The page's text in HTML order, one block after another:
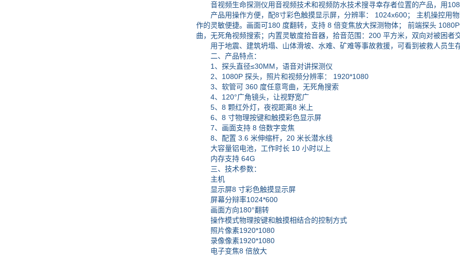
音视频生命探测仪用音视频技术和视频防水技术搜寻幸存者位置的产品，用
产品用操作方便，配8寸彩色触摸显示屏，分辨率： 1024x600； 主机操控用
作的灵敏便捷。画面可180 度翻转，支持 8 倍变焦放大探测物体； 前端探头
曲，无死角视频搜索；内置灵敏度拾音器，拾音范围：200 平方米，双向对被困者
用于地震、建筑坍塌、山体滑坡、水难、矿难等事故救援，可看到被救人员生
二、产品特点：
1、探头直径≤30MM，语音对讲探测仪
2、1080P 探头，照片和视频分辨率： 1920*1080
3、软管可 360 度任意弯曲，无死角搜索
4、120°广角镜头，让视野宽广
5、8 颗红外灯，夜视距离8 米上
6、8 寸物理按键和触摸彩色显示屏
7、画面支持 8 倍数字变焦
8、配置 3.6 米伸缩杆，20 米长潜水线
大容量铝电池，工作时长 10 小时以上
内存支持 64G
三、技术参数：
主机
显示屏8 寸彩色触摸显示屏
屏幕分辩率1024*600
画面方向180°翻转
操作模式物理按键和触摸相结合的控制方式
照片像素1920*1080
录像像素1920*1080
电子变焦8 倍放大